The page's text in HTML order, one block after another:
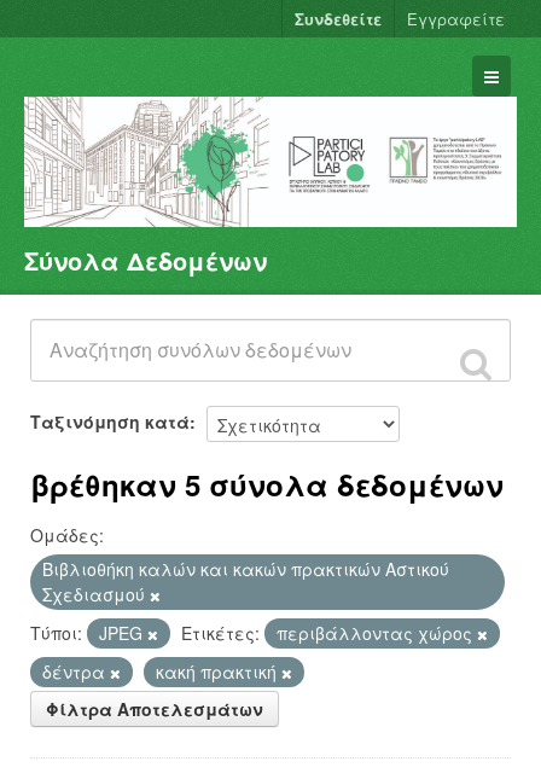
Συνδεθείτε Εγγραφείτε
Σύνολα Δεδομένων
Φορείς
Ομάδες
Σχετικά
Σύνολα Δεδομένων
Ταξινόμηση κατά
βρέθηκαν 5 σύνολα δεδομένων
Ομάδες:
Βιβλιοθήκη καλών και κακών πρακτικών Αστικού
Σχεδιασμού
Τύποι:
JPEG Ετικέτες:
περιβάλλοντας χώρος
δέντρα
κακή πρακτική
Φίλτρα Αποτελεσμάτων